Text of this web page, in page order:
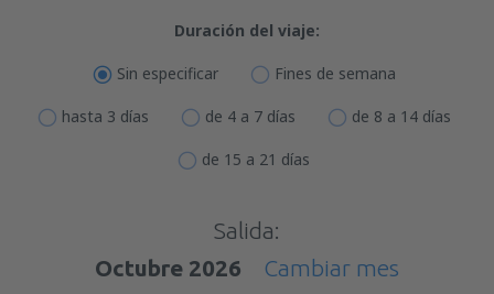
Duración del viaje:
Sin especificar Fines de semana
hasta 3 días de 4 a 7 días de 8 a 14 días
de 15 a 21 días
Salida:
Octubre 2026
Cambiar mes